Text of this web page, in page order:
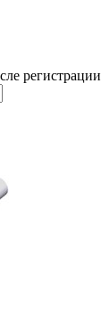
регистрации